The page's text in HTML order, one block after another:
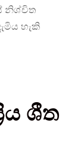
නිශ්චිත
හැකි
ශීත